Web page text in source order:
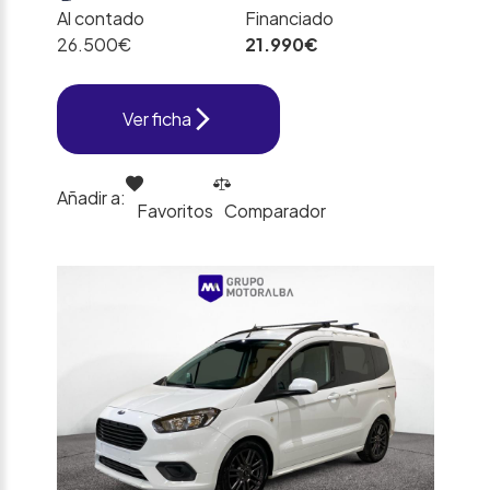
Al contado
26.500€
Financiado
21.990€
Ver ficha
Añadir a:
Favoritos Comparador